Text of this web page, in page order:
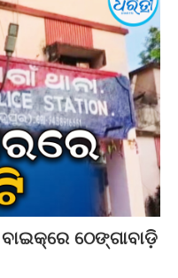
ଠେଙ୍ଗାବାଡ଼ି